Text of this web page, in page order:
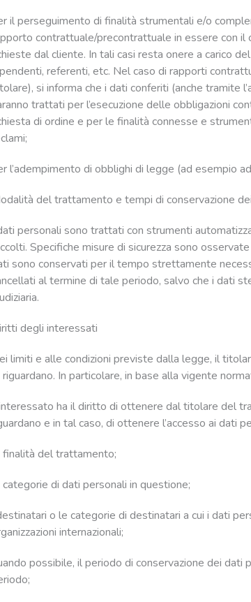
il perseguimento di finalità strumentali e/o
contrattuale/precontrattuale in essere con il
dal cliente. In tali casi resta onere a carico
referenti, etc. Nel caso di rapporti
si informa che i dati conferiti (anche tramite
trattati per l’esecuzione delle obbligazioni
di ordine e per le finalità connesse e
l’adempimento di obblighi di legge (ad esempio
del trattamento e tempi di conservazione
personali sono trattati con strumenti
Specifiche misure di sicurezza sono
sono conservati per il tempo strettamente
al termine di tale periodo, salvo che i dati
degli interessati
limiti e alle condizioni previste dalla legge, il
In particolare, in base alla vigente
ha il diritto di ottenere dal titolare del
e in tal caso, di ottenere l’accesso ai dati
finalità del trattamento;
di dati personali in questione;
o le categorie di destinatari a cui i dati
internazionali;
possibile, il periodo di conservazione dei